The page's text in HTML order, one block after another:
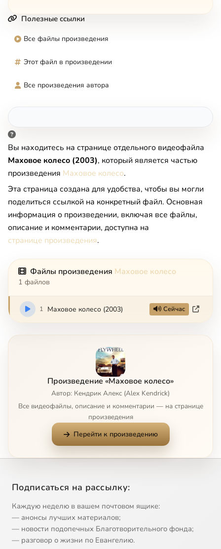
Полезные ссылки
Все файлы произведения
Этот файл в произведении
Все произведения автора
Вы находитесь на странице отдельного видеофайла
Маховое колесо (2003), который является частью
произведения Маховое колесо.
Эта страница создана для удобства, чтобы вы могли
поделиться ссылкой на конкретный файл. Основная
информация о произведении, включая все файлы,
описание и комментарии, доступна на
странице произведения.
Файлы произведения Маховое колесо
1 файлов
1 Маховое колесо (2003) Сейчас
Произведение «Маховое колесо»
Автор: Кендрик Алекс (Alex Kendrick)
Все видеофайлы, описание и комментарии — на странице
произведения
Перейти к произведению
Подписаться на рассылку:
Каждую неделю в вашем почтовом ящике:
— анонсы лучших материалов;
— новости подопечных Благотворительного фонда;
— разговор о жизни по Евангелию.